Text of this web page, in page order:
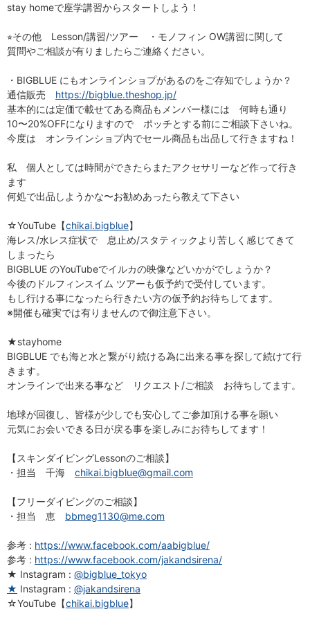
stay homeで座学講習からスタートしよう！
⭐︎その他 Lesson/講習/ツアー ・モノフィン OW講習に関して
質問やご相談が有りましたらご連絡ください。
・BIGBLUE にもオンラインショプがあるのをご存知でしょうか？
通信販売 https://bigblue.theshop.jp/
基本的には定価で載せてある商品もメンバー様には 何時も通り
10〜20%OFFになりますので ポッチとする前にご相談下さいね。
今度は オンラインショプ内でセール商品も出品して行きますね！
私 個人としては時間ができたらまたアクセサリーなど作って行き
ます
何処で出品しようかな〜お勧めあったら教えて下さい
☆YouTube【chikai.bigblue】
海レス/水レス症状で 息止め/スタティックより苦しく感じてきて
しまったら
BIGBLUE のYouTubeでイルカの映像などいかがでしょうか？
今後のドルフィンスイム ツアーも仮予約で受付しています。
もし行ける事になったら行きたい方の仮予約お待ちしてます。
※開催も確実では有りませんので御注意下さい。
★stayhome
BIGBLUE でも海と水と繋がり続ける為に出来る事を探して続けて行
きます。
オンラインで出来る事など リクエスト/ご相談 お待ちしてます。
地球が回復し、皆様が少しでも安心してご参加頂ける事を願い
元気にお会いできる日が戻る事を楽しみにお待ちしてます！
【スキンダイビングLessonのご相談】
・担当 千海 chikai.bigblue@gmail.com
【フリーダイビングのご相談】
・担当 恵 bbmeg1130@me.com
参考 : https://www.facebook.com/aabigblue/
参考 : https://www.facebook.com/jakandsirena/
★ Instagram : @bigblue_tokyo
★ Instagram : @jakandsirena
☆YouTube【chikai.bigblue】